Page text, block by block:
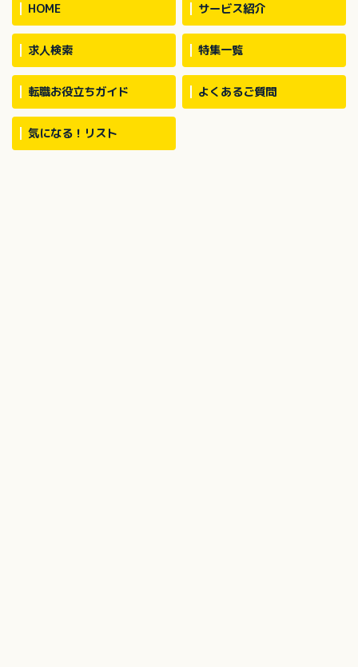
HOME サービス紹介
求人検索 特集一覧
転職お役立ちガイド よくあるご質問
気になる！リスト